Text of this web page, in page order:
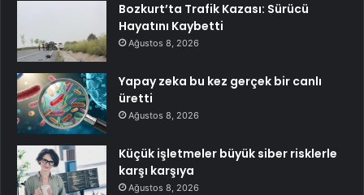
Bozkurt’ta Trafik Kazası: Sürücü
Hayatını Kaybetti
Ağustos 8, 2026
Yapay zeka bu kez gerçek bir canlı
üretti
Ağustos 8, 2026
Küçük işletmeler büyük siber risklerle
karşı karşıya
Ağustos 8, 2026